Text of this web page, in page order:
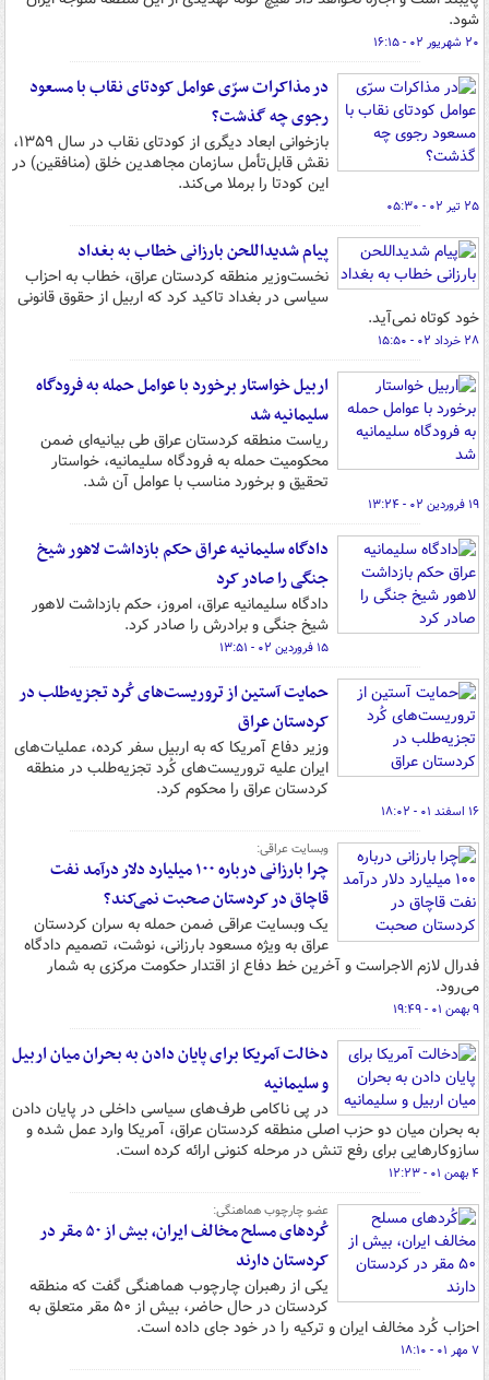
شود.
۲۰ شهریور ۰۲ - ۱۶:۱۵
در مذاکرات سرّی عوامل کودتای نقاب با مسعود
رجوی چه گذشت؟
بازخوانی ابعاد دیگری از کودتای نقاب در سال ۱۳۵۹،
نقش قابل‌تأمل سازمان مجاهدین خلق (منافقین‌) در
این کودتا را برملا می‌کند.
۲۵ تیر ۰۲ - ۰۵:۳۰
پیام شدیداللحن بارزانی خطاب به بغداد
نخست‌وزیر منطقه کردستان عراق، خطاب به احزاب
سیاسی در بغداد تاکید کرد که اربیل از حقوق قانونی
خود کوتاه نمی‌آید.
۲۸ خرداد ۰۲ - ۱۵:۵۰
اربیل خواستار برخورد با عوامل حمله به فرودگاه
سلیمانیه شد
ریاست منطقه کردستان عراق طی بیانیه‌ای ضمن
محکومیت حمله به فرودگاه سلیمانیه، خواستار
تحقیق و برخورد مناسب با عوامل آن شد.
۱۹ فروردین ۰۲ - ۱۳:۲۴
دادگاه سلیمانیه عراق حکم بازداشت لاهور شیخ
جنگی را صادر کرد
دادگاه سلیمانیه عراق، امروز، حکم بازداشت لاهور
شیخ جنگی و برادرش را صادر کرد.
۱۵ فروردین ۰۲ - ۱۳:۵۱
حمایت آستین از تروریست‌های کُرد تجزیه‌طلب در
کردستان عراق
وزیر دفاع آمریکا که به اربیل سفر کرده، عملیات‌های
ایران علیه تروریست‌های کُرد تجزیه‌طلب در منطقه
کردستان عراق را محکوم کرد.
۱۶ اسفند ۰۱ - ۱۸:۰۲
وبسایت عراقی:
چرا بارزانی درباره ۱۰۰ میلیارد دلار درآمد نفت
قاچاق در کردستان صحبت نمی‌کند؟
یک وبسایت عراقی ضمن حمله به سران کردستان
عراق به ویژه مسعود بارزانی، نوشت، تصمیم دادگاه
فدرال لازم الاجراست و آخرین خط دفاع از اقتدار حکومت مرکزی به شمار
می‌رود.
۹ بهمن ۰۱ - ۱۹:۴۹
دخالت آمریکا برای پایان دادن به بحران میان اربیل
و سلیمانیه
در پی ناکامی طرف‌های سیاسی داخلی در پایان دادن
به بحران میان دو حزب اصلی منطقه کردستان عراق، آمریکا وارد عمل شده و
سازوکارهایی برای رفع تنش در مرحله کنونی ارائه کرده است.
۴ بهمن ۰۱ - ۱۲:۲۳
عضو چارچوب هماهنگی:
کُردهای مسلح مخالف ایران، بیش از ۵۰ مقر در
کردستان دارند
یکی از رهبران چارچوب هماهنگی گفت که منطقه
کردستان در حال حاضر، بیش از ۵۰ مقر متعلق به
احزاب کُرد مخالف ایران و ترکیه را در خود جای داده است.
۷ مهر ۰۱ - ۱۸:۱۰